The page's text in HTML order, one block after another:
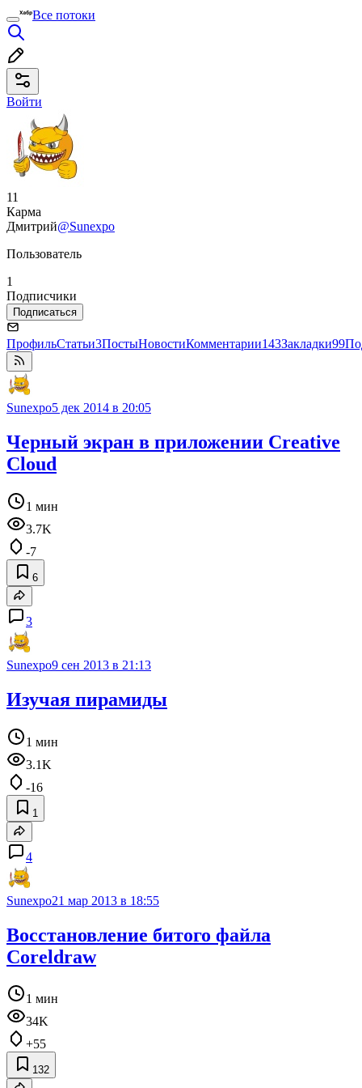
Все потоки
Войти
11
Карма
Дмитрий@Sunexpo
Пользователь
1
Подписчики
Подписаться
ПрофильСтатьи3ПостыНовостиКомментарии143Закладки99
Sunexpo5 дек 2014 в 20:05
Черный экран в приложении Creative
Cloud
1 мин
3.7K
-7
6
3
Sunexpo9 сен 2013 в 21:13
Изучая пирамиды
1 мин
3.1K
-16
1
4
Sunexpo21 мар 2013 в 18:55
Восстановление битого файла
Coreldraw
1 мин
34K
+55
132